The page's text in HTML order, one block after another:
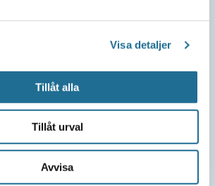
Visa detaljer
Tillåt alla
Tillåt urval
Avvisa
3